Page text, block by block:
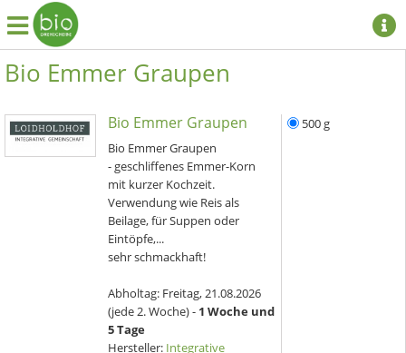
Bio Emmer Graupen
Bio Emmer Graupen
Bio Emmer Graupen
- geschliffenes Emmer-Korn
mit kurzer Kochzeit.
Verwendung wie Reis als
Beilage, für Suppen oder
Eintöpfe,...
sehr schmackhaft!
Abholtag: Freitag, 21.08.2026
(jede 2. Woche) - 1 Woche und
5 Tage
Hersteller: Integrative
500 g